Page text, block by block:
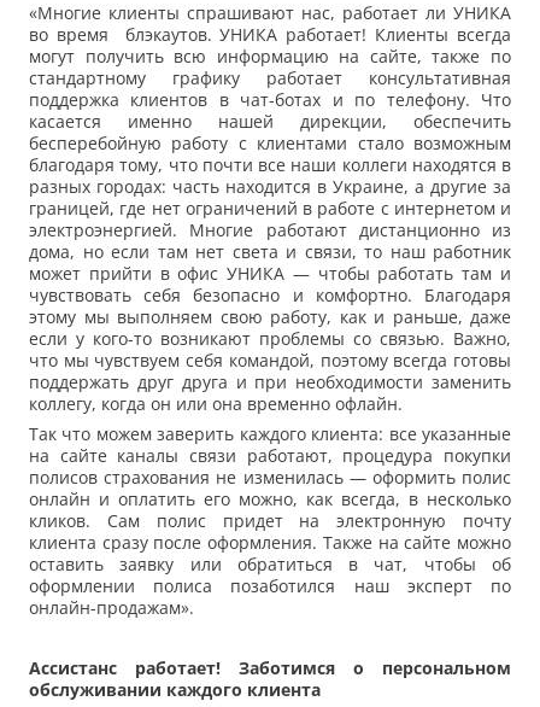
«Многие клиенты спрашивают нас, работает ли УНИКА
во время блэкаутов. УНИКА работает! Клиенты всегда
могут получить всю информацию на сайте, также по
стандартному графику работает консультативная
поддержка клиентов в чат-ботах и по телефону. Что
касается именно нашей дирекции, обеспечить
бесперебойную работу с клиентами стало возможным
благодаря тому, что почти все наши коллеги находятся в
разных городах: часть находится в Украине, а другие за
границей, где нет ограничений в работе с интернетом и
электроэнергией. Многие работают дистанционно из
дома, но если там нет света и связи, то наш работник
может прийти в офис УНИКА — чтобы работать там и
чувствовать себя безопасно и комфортно. Благодаря
этому мы выполняем свою работу, как и раньше, даже
если у кого-то возникают проблемы со связью. Важно,
что мы чувствуем себя командой, поэтому всегда готовы
поддержать друг друга и при необходимости заменить
коллегу, когда он или она временно офлайн.
Так что можем заверить каждого клиента: все указанные
на сайте каналы связи работают, процедура покупки
полисов страхования не изменилась — оформить полис
онлайн и оплатить его можно, как всегда, в несколько
кликов. Сам полис придет на электронную почту
клиента сразу после оформления. Также на сайте можно
оставить заявку или обратиться в чат, чтобы об
оформлении полиса позаботился наш эксперт по
онлайн-продажам».
Ассистанс работает! Заботимся о персональном
обслуживании каждого клиента